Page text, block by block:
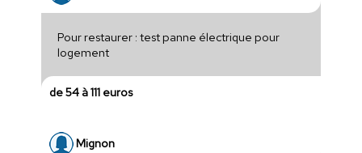
Pour restaurer : test panne électrique pour
logement
de 54 à 111 euros
Mignon